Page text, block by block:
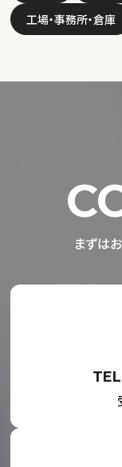
工場・事務所・倉庫
まずは
TEL